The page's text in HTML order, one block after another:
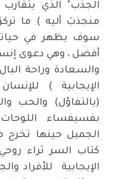
الجذب" الذي
منجذبَ أليه ) ما
سوف يظهر في
أفضل ، وهي دعوى
والسعادة وراحة
الإيجابية )
(بالتفاؤل) والحب
بفسيفساء
الجميل حينها تخرج
كتاب السر ثراء
الإيجابية للأفراد